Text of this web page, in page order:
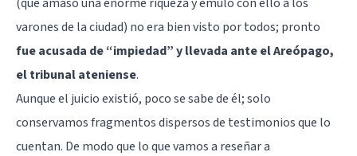
varones de la ciudad) no era bien visto por todos; pronto
fue acusada de “impiedad” y llevada ante el Areópago,
el tribunal ateniense.
Aunque el juicio existió, poco se sabe de él; solo
conservamos fragmentos dispersos de testimonios que lo
cuentan. De modo que lo que vamos a reseñar a